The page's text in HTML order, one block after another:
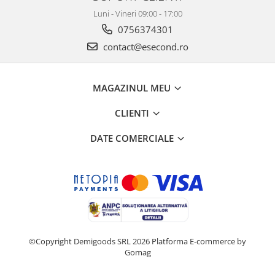
Home Cinema & Audio
Playere, Boxe & Casti
Televizoare & accesorii
Bacanie
Luni - Vineri 09:00 - 17:00
0756374301
contact@esecond.ro
MAGAZINUL MEU
CLIENTI
DATE COMERCIALE
©Copyright Demigoods SRL 2026 Platforma E-commerce by
Gomag